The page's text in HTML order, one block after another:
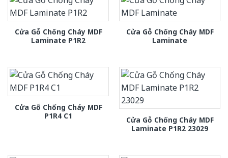
Cửa Gỗ Chống Cháy MDF
Laminate P1R2
Cửa Gỗ Chống Cháy MDF
Laminate
Cửa Gỗ Chống Cháy MDF
P1R4 C1
Cửa Gỗ Chống Cháy MDF
Laminate P1R2 23029